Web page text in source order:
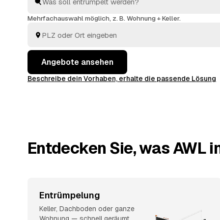
Angebote nebeneinander. Alle Anbieter sind
Kremmen undVeltenundLindow.
Mehrfachauswahl möglich, z. B. Wohnung + Keller.
Angebote ansehen
Beschreibe dein Vorhaben, erhalte die passende Lösung
Entdecken Sie, was AWL
Entrümpelung
Keller, Dachboden oder ganze